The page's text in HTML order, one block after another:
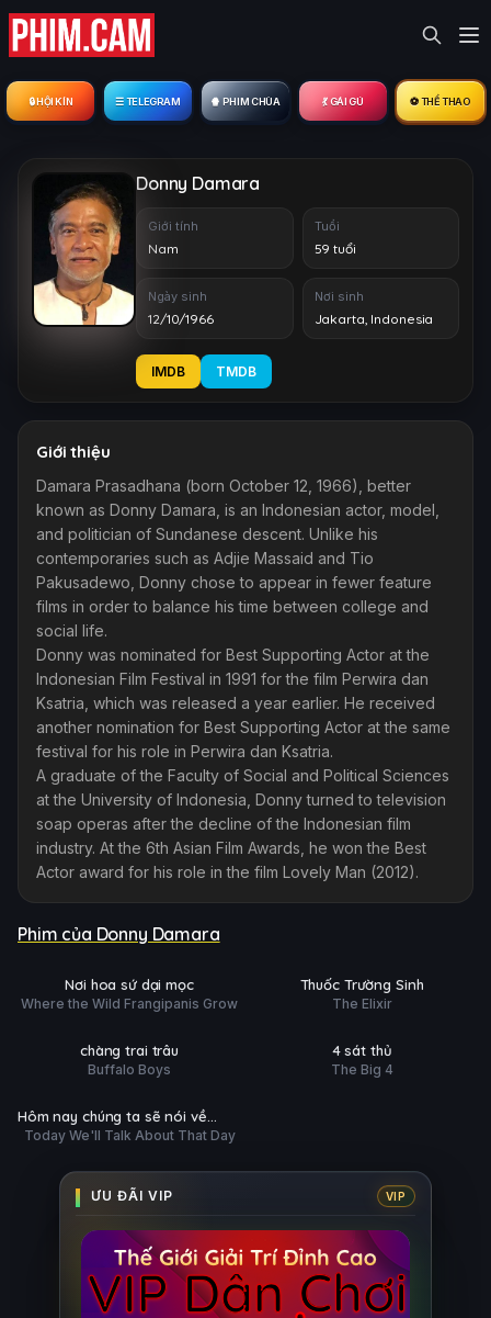
🔒︎ HỘI KÍN ☰ TELEGRAM 🍿 PHIM CHÙA 💃 GÁI GÚ ⚽ THỂ THAO
Donny Damara
Giới tính
Nam
Tuổi
59 tuổi
Ngày sinh
12/10/1966
Nơi sinh
Jakarta, Indonesia
IMDB TMDB
Giới thiệu
Damara Prasadhana (born October 12, 1966), better
known as Donny Damara, is an Indonesian actor, model,
and politician of Sundanese descent. Unlike his
contemporaries such as Adjie Massaid and Tio
Pakusadewo, Donny chose to appear in fewer feature
films in order to balance his time between college and
social life.
Donny was nominated for Best Supporting Actor at the
Indonesian Film Festival in 1991 for the film Perwira dan
Ksatria, which was released a year earlier. He received
another nomination for Best Supporting Actor at the same
festival for his role in Perwira dan Ksatria.
A graduate of the Faculty of Social and Political Sciences
at the University of Indonesia, Donny turned to television
soap operas after the decline of the Indonesian film
industry. At the 6th Asian Film Awards, he won the Best
Actor award for his role in the film Lovely Man (2012).
Phim của Donny Damara
Lẻ
Nơi hoa sứ dại mọc
Where the Wild Frangipanis Grow
Thuốc Trường Sinh
The Elixir
Lẻ
chàng trai trâu
Buffalo Boys
Phim Lẻ
4 sát thủ
The Big 4
HD
Hôm nay chúng ta sẽ nói về
ngày đó
Today We'll Talk About That Day